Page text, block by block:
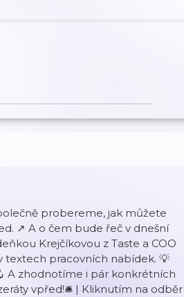
probereme, jak můžete
↗️ A o čem bude řeč v dnešní
Krejčíkovou z Taste a COO
textech pracovních nabídek. 💡
A zhodnotíme i pár konkrétních
vpřed!🛎 | Kliknutím na odběr